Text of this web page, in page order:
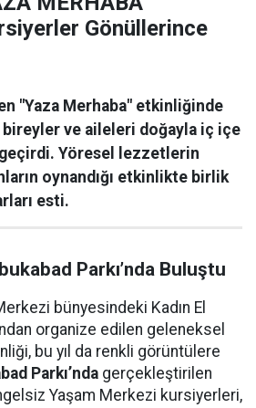
Gönüllerince
"Yaza Merhaba" etkinliğinde
ve aileleri doğayla iç içe
Yöresel lezzetlerin
oynandığı etkinlikte birlik
esti.
Parkı’nda Buluştu
bünyesindeki Kadın El
organize edilen geleneksel
bu yıl da renkli görüntülere
Parkı’nda gerçekleştirilen
Yaşam Merkezi kursiyerleri,